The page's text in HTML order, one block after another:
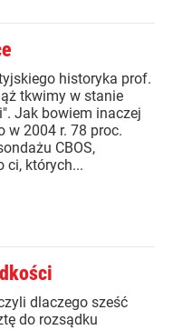
historyka prof.
tkwimy w stanie
Jak bowiem inaczej
w 2004 r. 78 proc.
CBOS,
ci, których...
dlaczego sześć
do rozsądku